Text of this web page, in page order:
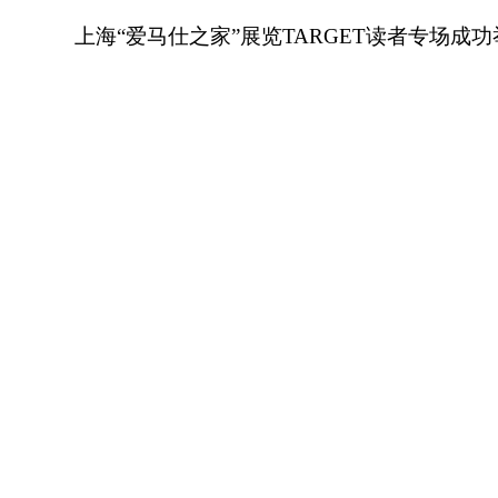
上海“爱马仕之家”展览TARGET读者专场成